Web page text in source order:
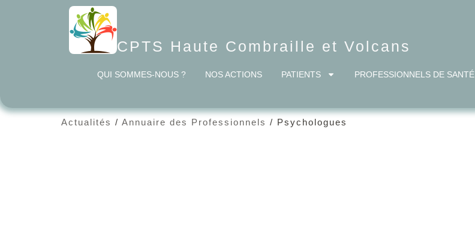
CPTS Haute Combraille et Volcans
QUI SOMMES-NOUS ? NOS ACTIONS PATIENTS PROFESSIONNELS DE SANTÉ
Actualités / Annuaire des Professionnels / Psychologues